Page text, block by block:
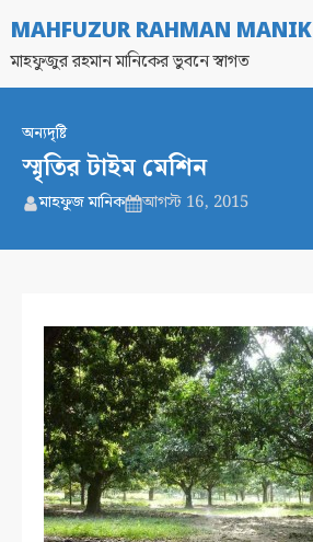
MAHFUZUR RAHMAN MANIK
মাহফুজুর রহমান মানিকের ভুবনে স্বাগত
অন্যদৃষ্টি
স্মৃতির টাইম মেশিন
মাহফুজ মানিক আগস্ট 16, 2015